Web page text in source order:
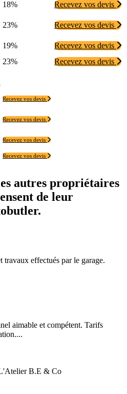
18%
Recevez vos devis
23% Recevez vos devis
19%
Recevez vos devis
23% Recevez vos devis
Recevez vos devis
Recevez vos devis
Recevez vos devis
Recevez vos devis
autres propriétaires
de leur
travaux effectués par le garage.
aimable et compétent. Tarifs
B.E & Co